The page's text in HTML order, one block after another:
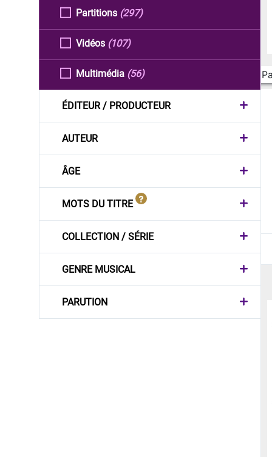
Partitions (297)
Vidéos (107)
Multimédia (56)
ÉDITEUR / PRODUCTEUR
AUTEUR
ÂGE
MOTS DU TITRE
COLLECTION / SÉRIE
GENRE MUSICAL
PARUTION